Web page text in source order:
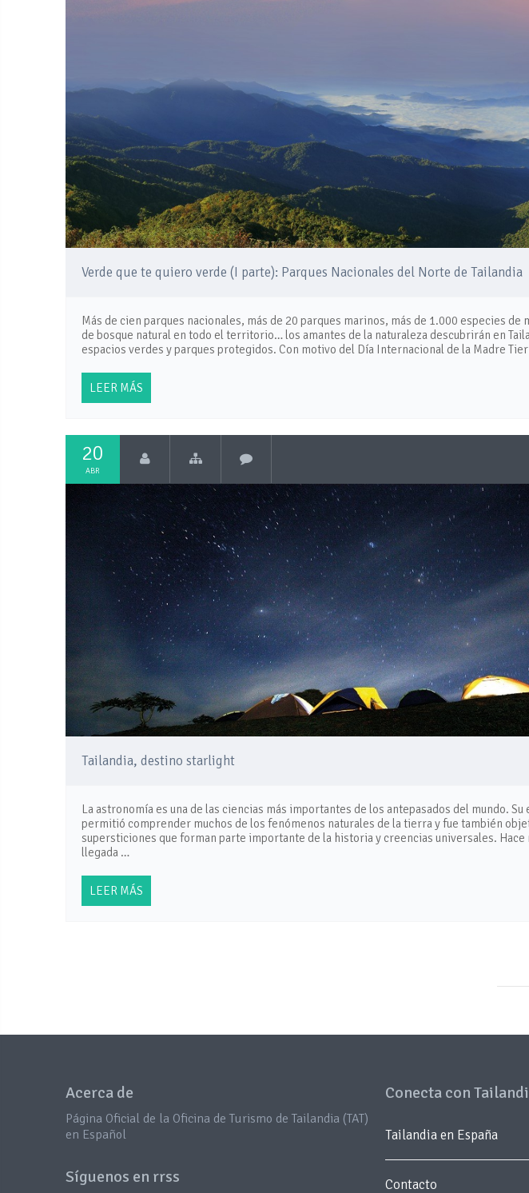
Verde que te quiero verde (I parte): Parques Nacionales del Norte de Tailandia
Más de cien parques nacionales, más de 20 parques marinos, más de 1.000 especies
de bosque natural en todo el territorio… los amantes de la naturaleza descubrirán en
espacios verdes y parques protegidos. Con motivo del Día Internacional de la Madre
LEER MÁS
20
ABR
Tailandia, destino starlight
La astronomía es una de las ciencias más importantes de los antepasados del mundo.
permitió comprender muchos de los fenómenos naturales de la tierra y fue también
supersticiones que forman parte importante de la historia y creencias universales. Hace
llegada …
LEER MÁS
Acerca de
Página Oficial de la Oficina de Turismo de Tailandia (TAT)
en Español
Síguenos en rrss
Conecta con
Tailandia en España
Contacto